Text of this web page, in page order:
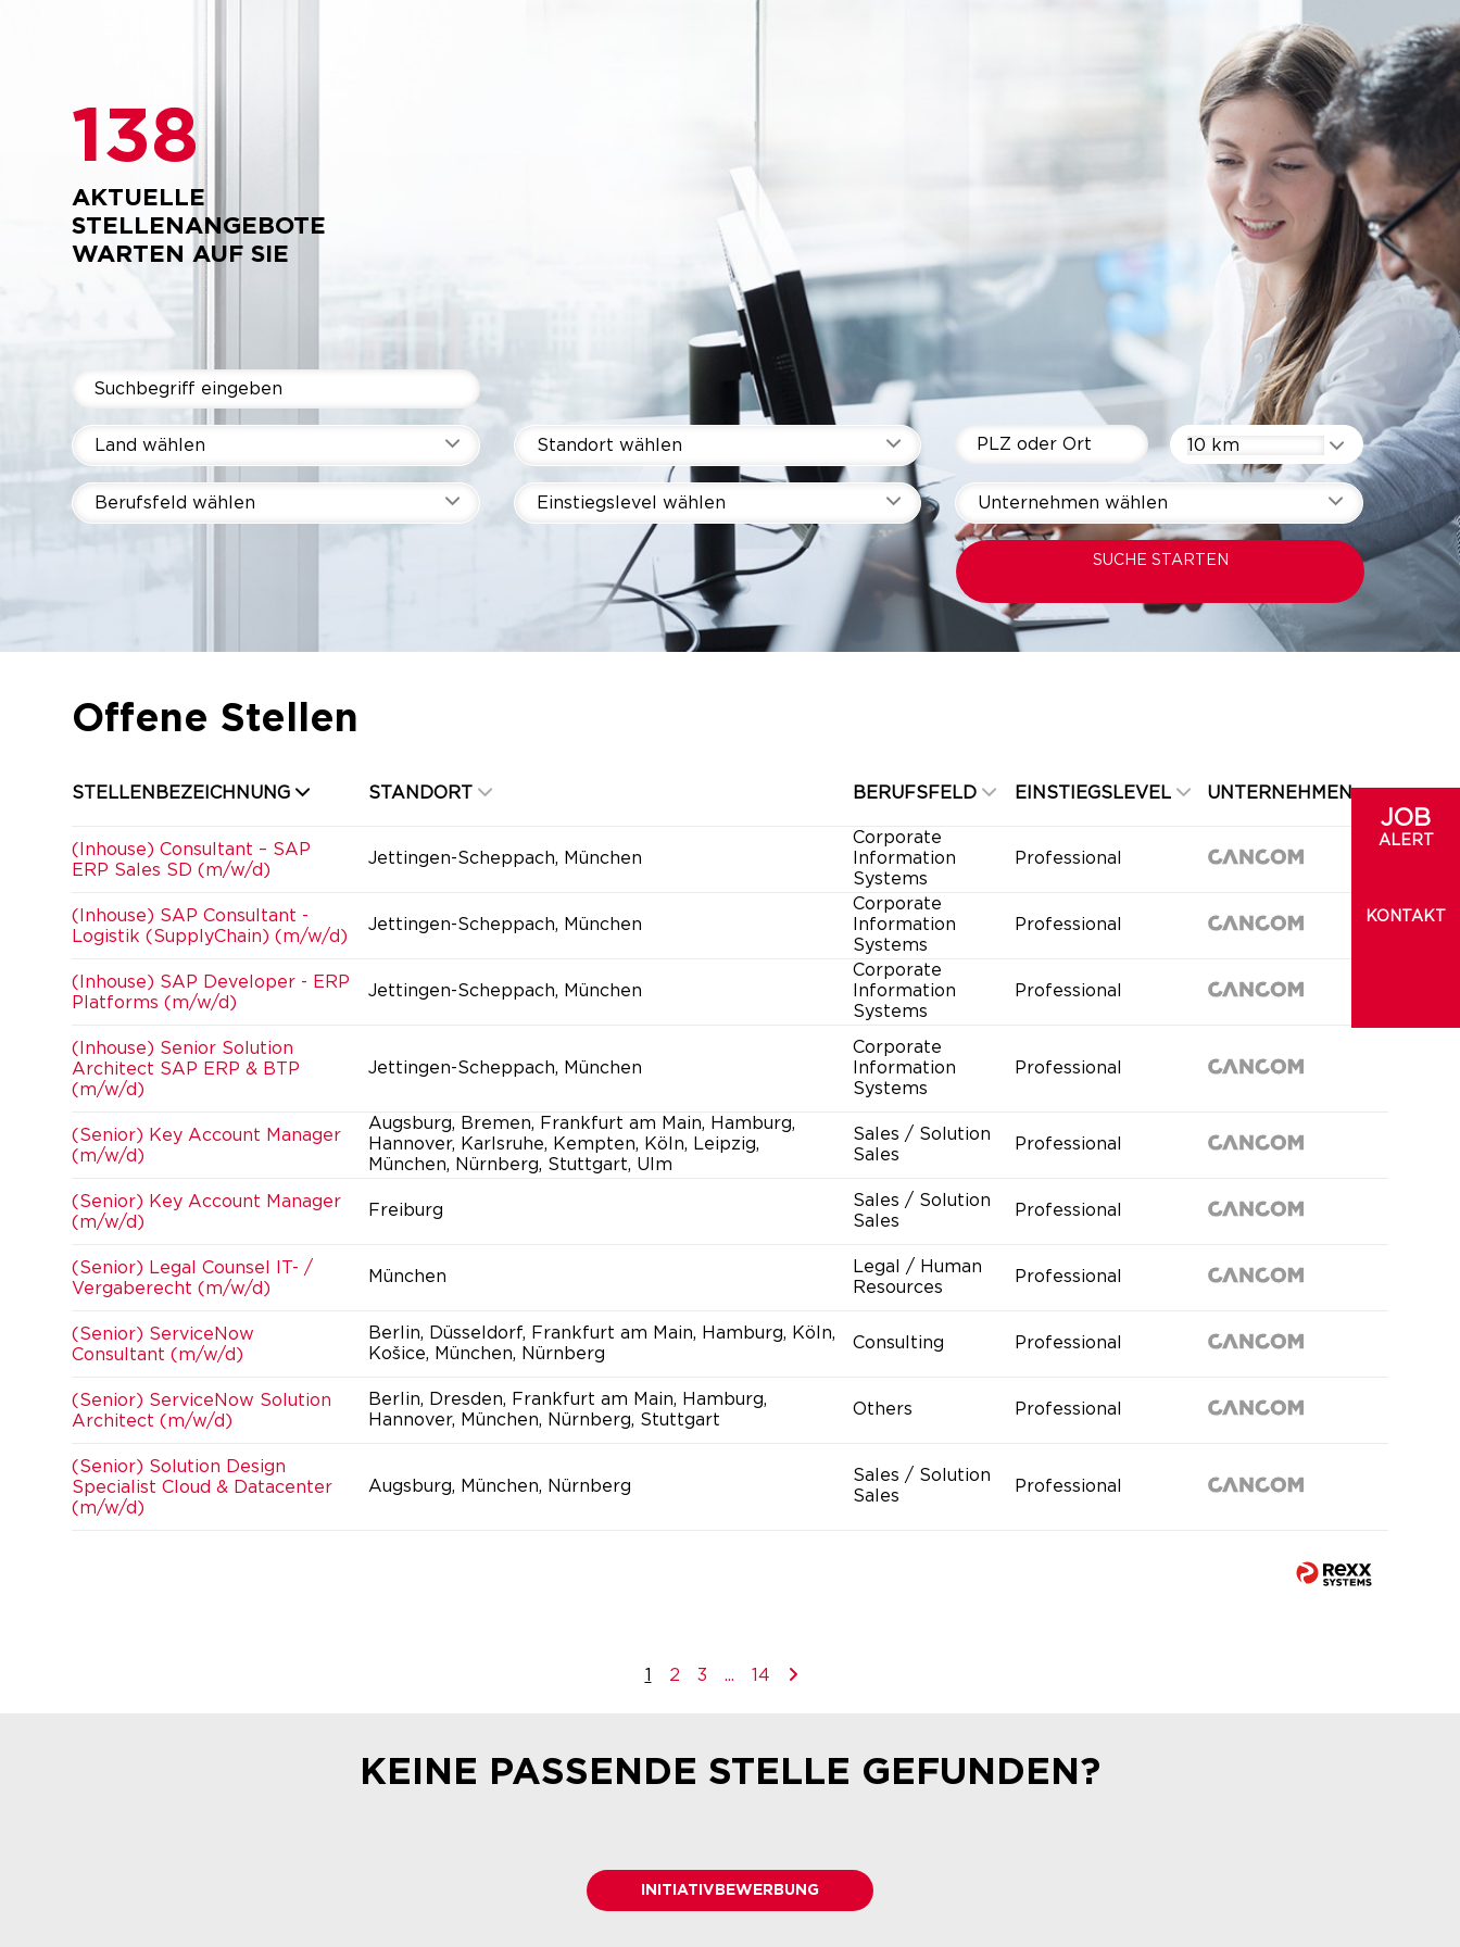
138
AKTUELLE
STELLENANGEBOTE
WARTEN AUF SIE
Land wählen Standort wählen 10 km
Berufsfeld wählen Einstiegslevel wählen Unternehmen wählen
SUCHE STARTEN
Offene Stellen
STELLENBEZEICHNUNG STANDORT BERUFSFELD EINSTIEGSLEVEL UNTERNEHMEN
(Inhouse) Consultant – SAP
ERP Sales SD (m/w/d)
Jettingen-Scheppach, München
Corporate
Information
Systems
Professional
(Inhouse) SAP Consultant -
Logistik (SupplyChain) (m/w/d)
Jettingen-Scheppach, München
Corporate
Information
Systems
Professional
(Inhouse) SAP Developer - ERP
Platforms (m/w/d)
Jettingen-Scheppach, München
Corporate
Information
Systems
Professional
(Inhouse) Senior Solution
Architect SAP ERP & BTP
(m/w/d)
Jettingen-Scheppach, München
Corporate
Information
Systems
Professional
(Senior) Key Account Manager
(m/w/d)
Augsburg, Bremen, Frankfurt am Main, Hamburg,
Hannover, Karlsruhe, Kempten, Köln, Leipzig,
München, Nürnberg, Stuttgart, Ulm
Sales / Solution
Sales
Professional
(Senior) Key Account Manager
(m/w/d)
Freiburg
Sales / Solution
Sales
Professional
(Senior) Legal Counsel IT- /
Vergaberecht (m/w/d)
München
Legal / Human
Resources
Professional
(Senior) ServiceNow
Consultant (m/w/d)
Berlin, Düsseldorf, Frankfurt am Main, Hamburg, Köln,
Košice, München, Nürnberg
Consulting Professional
(Senior) ServiceNow Solution
Architect (m/w/d)
Berlin, Dresden, Frankfurt am Main, Hamburg,
Hannover, München, Nürnberg, Stuttgart
Others Professional
(Senior) Solution Design
Specialist Cloud & Datacenter
(m/w/d)
Augsburg, München, Nürnberg
Sales / Solution
Sales
Professional
1 2 3 ... 14
KEINE PASSENDE STELLE GEFUNDEN?
INITIATIVBEWERBUNG
JOB
ALERT
KONTAKT